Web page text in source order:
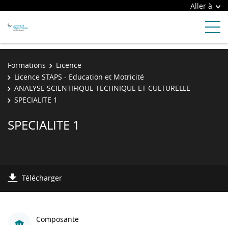
Aller à
Formations
Licence
Licence STAPS - Education et Motricité
ANALYSE SCIENTIFIQUE TECHNIQUE ET CULTURELLE
SPECIALITE 1
SPECIALITE 1
Télécharger
Composante